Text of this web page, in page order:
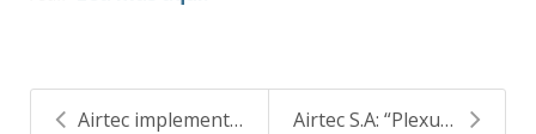
Airtec implementa sistema de monitoreo, control e ... Airtec S.A: “Plexus Powernet – Habilitando la Mina...